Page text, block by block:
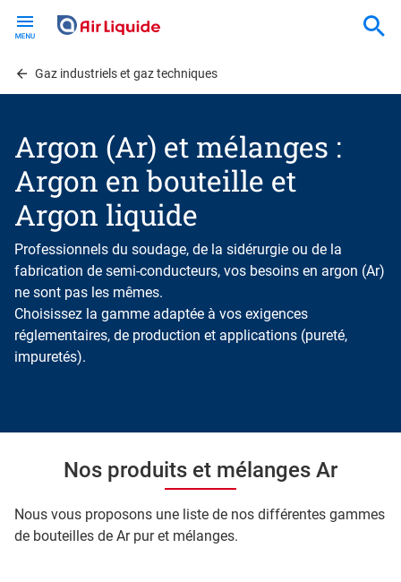
contentGaz industriels et gaz techniques
Argon (Ar) et mélanges :
Argon en bouteille et
Argon liquide
Professionnels du soudage, de la sidérurgie ou de la
fabrication de semi-conducteurs, vos besoins en argon (Ar)
ne sont pas les mêmes.
Choisissez la gamme adaptée à vos exigences
réglementaires, de production et applications (pureté,
impuretés).
Nos produits et mélanges Ar
Nous vous proposons une liste de nos différentes gammes
de bouteilles de Ar pur et mélanges.